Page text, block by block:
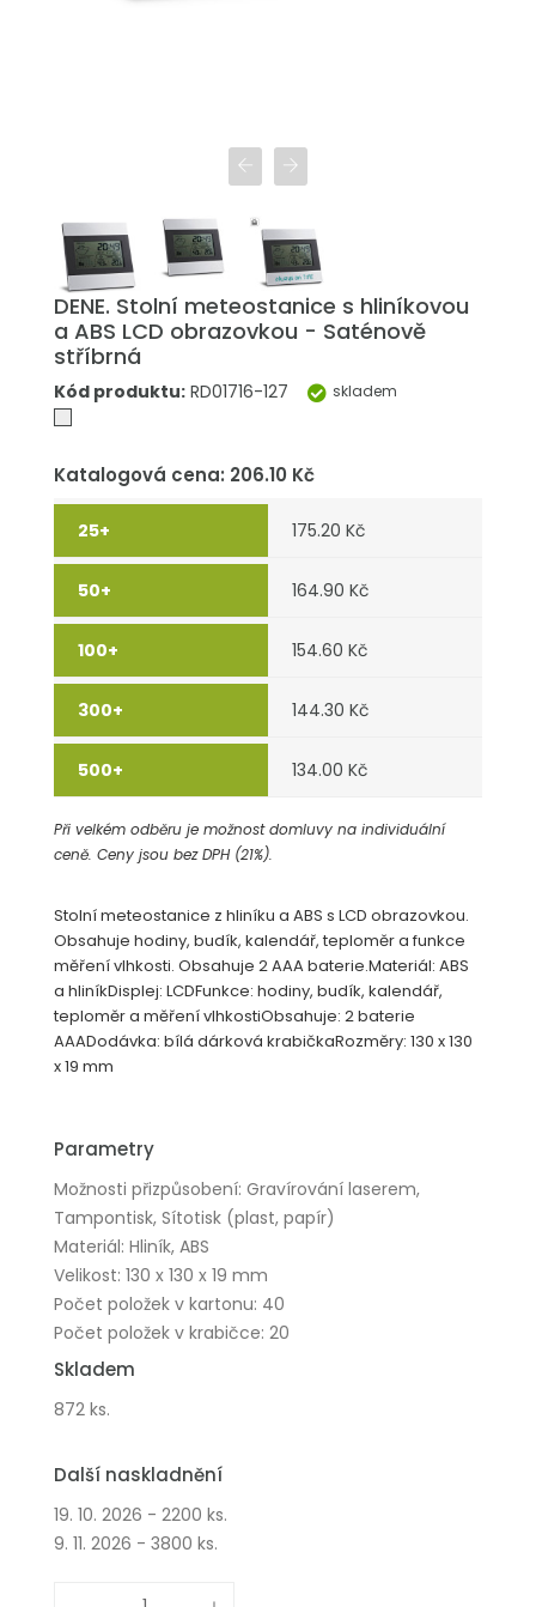
DENE. Stolní meteostanice s hliníkovou
a ABS LCD obrazovkou - Saténově
stříbrná
Kód produktu: RD01716-127 skladem
Katalogová cena: 206.10 Kč
175.20 Kč
164.90 Kč
154.60 Kč
144.30 Kč
134.00 Kč
Při velkém odběru je možnost domluvy na individuální
ceně. Ceny jsou bez DPH (21%).
Stolní meteostanice z hliníku a ABS s LCD obrazovkou.
Obsahuje hodiny, budík, kalendář, teploměr a funkce
měření vlhkosti. Obsahuje 2 AAA baterie.Materiál: ABS
a hliníkDisplej: LCDFunkce: hodiny, budík, kalendář,
teploměr a měření vlhkostiObsahuje: 2 baterie
AAADodávka: bílá dárková krabičkaRozměry: 130 x 130
x 19 mm
Parametry
Možnosti přizpůsobení: Gravírování laserem,
Tampontisk, Sítotisk (plast, papír)
Materiál: Hliník, ABS
Velikost: 130 x 130 x 19 mm
Počet položek v kartonu: 40
Počet položek v krabičce: 20
Skladem
872 ks.
Další naskladnění
19. 10. 2026 - 2200 ks.
9. 11. 2026 - 3800 ks.